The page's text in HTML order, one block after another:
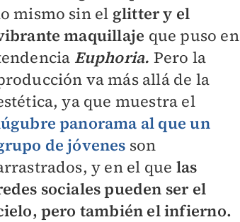
mismo sin el glitter y el
maquillaje que puso en
Euphoria. Pero la
va más allá de la
ya que muestra el
panorama al que un
de jóvenes son
y en el que las
sociales pueden ser el
pero también el infierno.